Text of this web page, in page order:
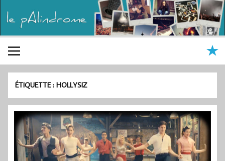
ÉTIQUETTE :HOLLYSIZ